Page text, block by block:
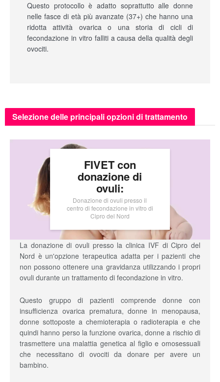
Questo protocollo è adatto soprattutto alle donne
nelle fasce di età più avanzate (37+) che hanno una
ridotta attività ovarica o una storia di cicli di
fecondazione in vitro falliti a causa della qualità degli
ovociti.
Selezione delle principali opzioni di trattamento
FIVET con
donazione di
ovuli:
Donazione di ovuli presso il
centro di fecondazione in vitro di
Cipro del Nord
La donazione di ovuli presso la clinica IVF di Cipro del
Nord è un'opzione terapeutica adatta per i pazienti che
non possono ottenere una gravidanza utilizzando i propri
ovuli durante un trattamento di fecondazione in vitro.
Questo gruppo di pazienti comprende donne con
insufficienza ovarica prematura, donne in menopausa,
donne sottoposte a chemioterapia o radioterapia e che
quindi hanno perso la funzione ovarica, donne a rischio di
trasmettere una malattia genetica al figlio e omosessuali
che necessitano di ovociti da donare per avere un
bambino.